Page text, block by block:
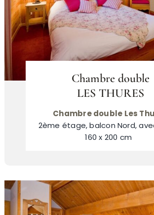
Chambre double
LES THURES
Chambre double Les
2ème étage, balcon Nord,
160 x 200 cm